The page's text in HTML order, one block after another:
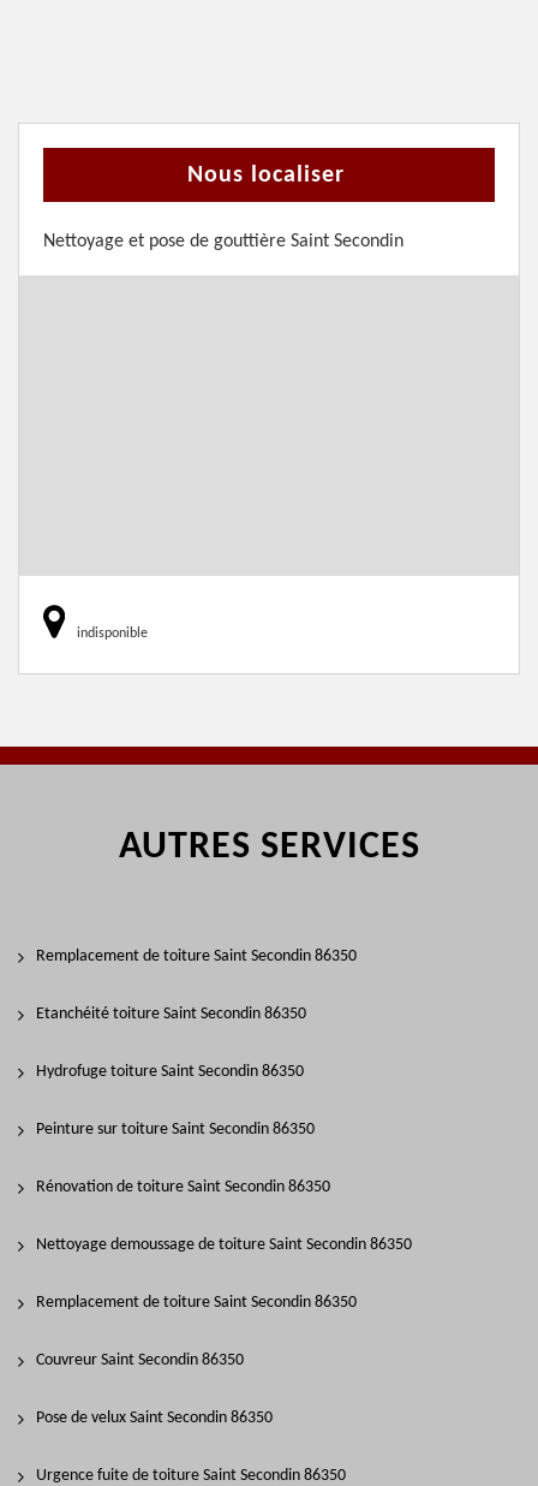
Nous localiser
Nettoyage et pose de gouttière Saint Secondin
indisponible
AUTRES SERVICES
Remplacement de toiture Saint Secondin 86350
Etanchéité toiture Saint Secondin 86350
Hydrofuge toiture Saint Secondin 86350
Peinture sur toiture Saint Secondin 86350
Rénovation de toiture Saint Secondin 86350
Nettoyage demoussage de toiture Saint Secondin 86350
Remplacement de toiture Saint Secondin 86350
Couvreur Saint Secondin 86350
Pose de velux Saint Secondin 86350
Urgence fuite de toiture Saint Secondin 86350